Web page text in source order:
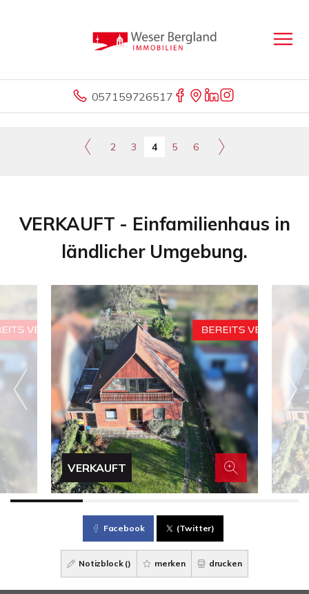
057159726517
2 3 4 5 6
VERKAUFT - Einfamilienhaus in
ländlicher Umgebung.
VERKAUFT
Facebook (Twitter)
Notizblock () merken drucken